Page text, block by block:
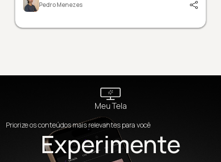
Pedro Menezes
Meu Tela
Priorize os conteúdos mais relevantes para você
Experimente